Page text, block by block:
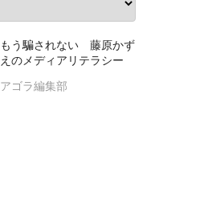
もう騙されない 藤原かず
えのメディアリテラシー
アゴラ編集部